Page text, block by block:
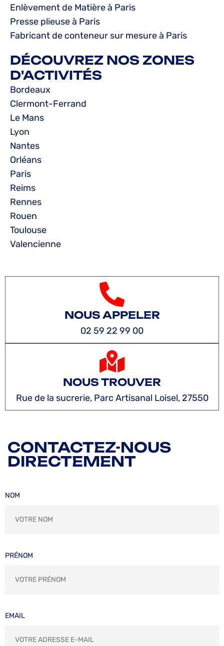
Enlèvement de Matière à Paris
Presse plieuse à Paris
Fabricant de conteneur sur mesure à Paris
DÉCOUVREZ NOS ZONES
D'ACTIVITÉS
Bordeaux
Clermont-Ferrand
Le Mans
Lyon
Nantes
Orléans
Paris
Reims
Rennes
Rouen
Toulouse
Valencienne
NOUS APPELER
02 59 22 99 00
NOUS TROUVER
Rue de la sucrerie, Parc Artisanal Loisel, 27550
CONTACTEZ-NOUS
DIRECTEMENT
NOM
PRÉNOM
EMAIL